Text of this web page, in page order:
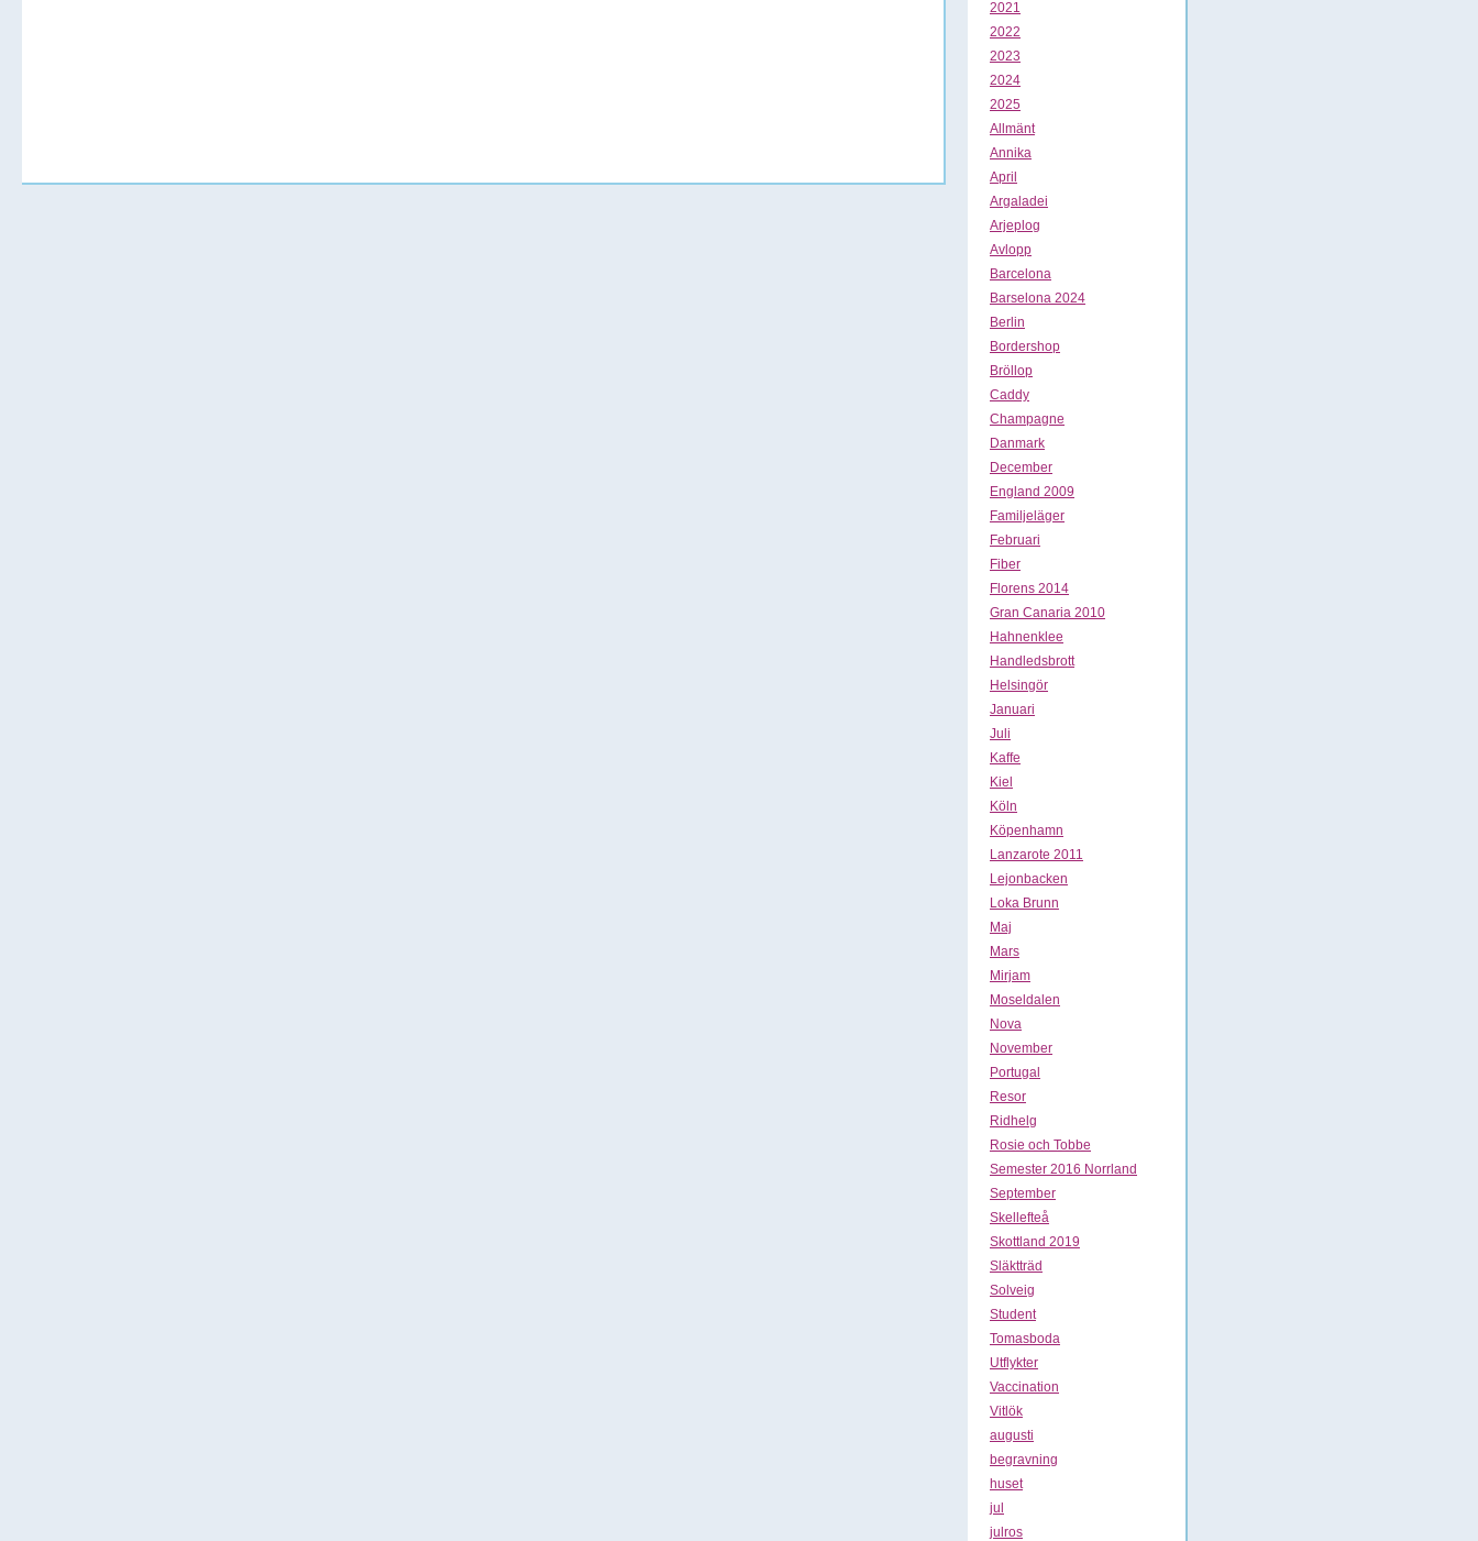
2021
2022
2023
2024
2025
Allmänt
Annika
April
Argaladei
Arjeplog
Avlopp
Barcelona
Barselona 2024
Berlin
Bordershop
Bröllop
Caddy
Champagne
Danmark
December
England 2009
Familjeläger
Februari
Fiber
Florens 2014
Gran Canaria 2010
Hahnenklee
Handledsbrott
Helsingör
Januari
Juli
Kaffe
Kiel
Köln
Köpenhamn
Lanzarote 2011
Lejonbacken
Loka Brunn
Maj
Mars
Mirjam
Moseldalen
Nova
November
Portugal
Resor
Ridhelg
Rosie och Tobbe
Semester 2016 Norrland
September
Skellefteå
Skottland 2019
Släktträd
Solveig
Student
Tomasboda
Utflykter
Vaccination
Vitlök
augusti
begravning
huset
jul
julros